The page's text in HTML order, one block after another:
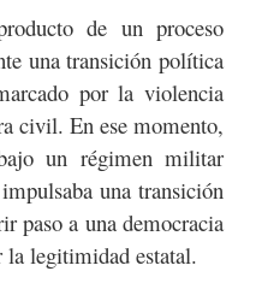
de un proceso
una transición política
por la violencia
civil. En ese momento,
un régimen militar
una transición
paso a una democracia
la legitimidad estatal.